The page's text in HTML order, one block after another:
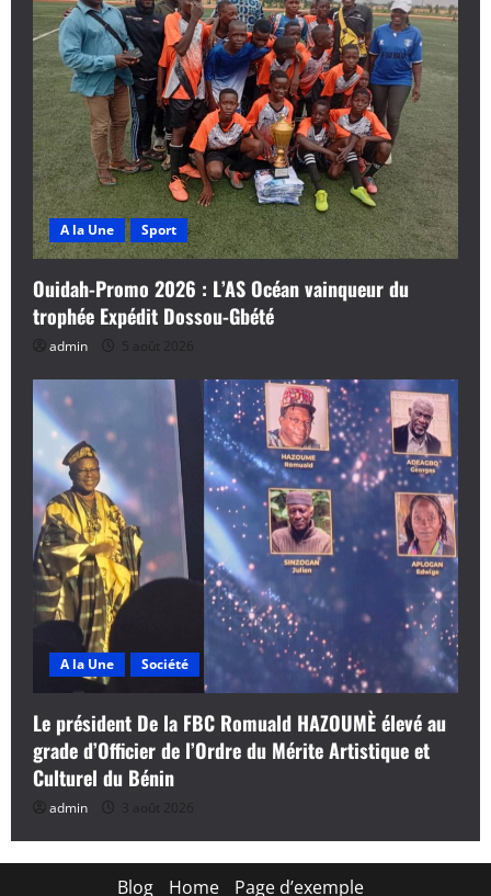
A la Une Sport
Ouidah-Promo 2026 : L’AS Océan vainqueur du
trophée Expédit Dossou-Gbété
admin 5 août 2026
A la Une Société
Le président De la FBC Romuald HAZOUMÈ élevé au
grade d’Officier de l’Ordre du Mérite Artistique et
Culturel du Bénin
admin 3 août 2026
Blog Home Page d’exemple